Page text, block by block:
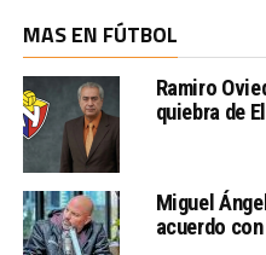
MAS EN FÚTBOL
Ramiro
quiebra de
Miguel
acuerdo